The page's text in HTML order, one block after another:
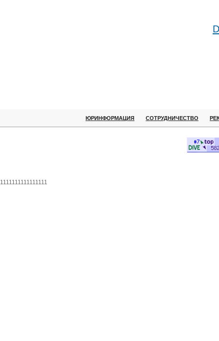
ЮРИНФОРМАЦИЯ СОТРУДНИЧЕСТВО
1111111111111111